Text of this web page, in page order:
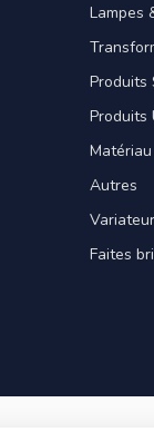
Lampes
Produits
Produits
Autres
Faites